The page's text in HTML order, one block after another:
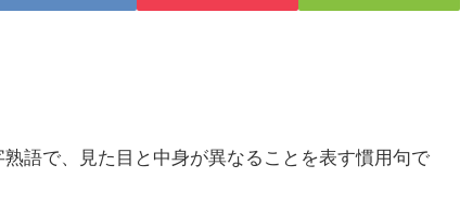
語で、見た目と中身が異なることを表す慣用句で